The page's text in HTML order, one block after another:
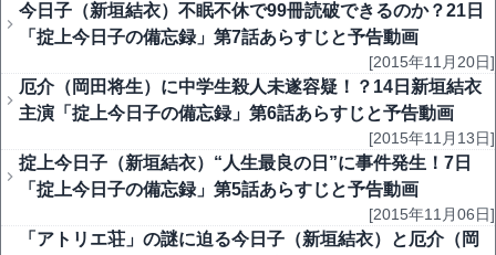
今日子（新垣結衣）不眠不休で99冊読破できるのか？21日
「掟上今日子の備忘録」第7話あらすじと予告動画
[2015年11月20日]
厄介（岡田将生）に中学生殺人未遂容疑！？14日新垣結衣
主演「掟上今日子の備忘録」第6話あらすじと予告動画
[2015年11月13日]
掟上今日子（新垣結衣）“人生最良の日”に事件発生！7日
「掟上今日子の備忘録」第5話あらすじと予告動画
[2015年11月06日]
「アトリエ荘」の謎に迫る今日子（新垣結衣）と厄介（岡